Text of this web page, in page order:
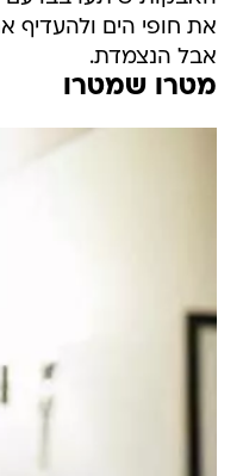
את חופי הים ולהעדיף
אבל הנצמדת.
מטרו שמטרו